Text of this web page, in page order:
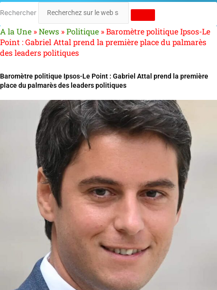
Rechercher
A la Une »News »Politique »Baromètre politique Ipsos-Le
Point : Gabriel Attal prend la première place du palmarès
des leaders politiques
Baromètre politique Ipsos-Le Point : Gabriel Attal prend la première
place du palmarès des leaders politiques